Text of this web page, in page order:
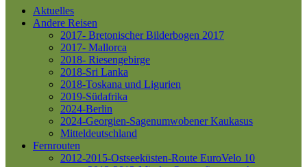
Aktuelles
Andere Reisen
2017- Bretonischer Bilderbogen 2017
2017- Mallorca
2018- Riesengebirge
2018-Sri Lanka
2018-Toskana und Ligurien
2019-Südafrika
2024-Berlin
2024-Georgien-Sagenumwobener Kaukasus
Mitteldeutschland
Fernrouten
2012-2015-Ostseeküsten-Route EuroVelo 10